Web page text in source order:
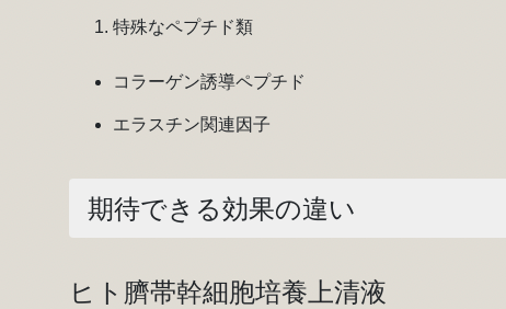
特殊なペプチド類
コラーゲン誘導ペプチド
エラスチン関連因子
期待できる効果の違い
ヒト臍帯幹細胞培養上清液